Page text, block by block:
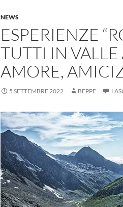
NEWS
ESPERIENZE
TUTTI IN
AMORE,
5 SETTEMBRE 2022 BEPPE